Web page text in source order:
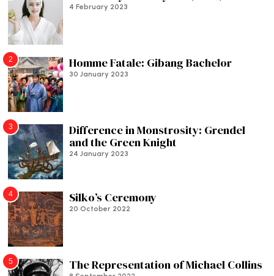
4 February 2023
2 Homme Fatale: Gibang Bachelor
30 January 2023
3
Difference in Monstrosity: Grendel
and the Green Knight
24 January 2023
4 Silko’s Ceremony
20 October 2022
5 The Representation of Michael Collins